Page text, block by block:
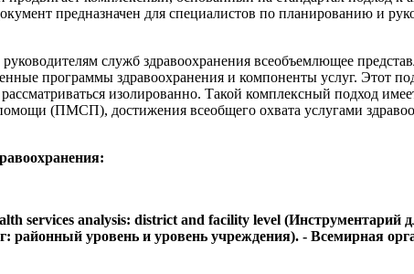
предназначен для специалистов по планированию и
служб здравоохранения всеобъемлющее
программы здравоохранения и компоненты услуг. Этот
изолированно. Такой комплексный подход
(ПМСП), достижения всеобщего охвата услугами
services analysis: district and facility level (Инструментарий
уровень и уровень учреждения). - Всемирная